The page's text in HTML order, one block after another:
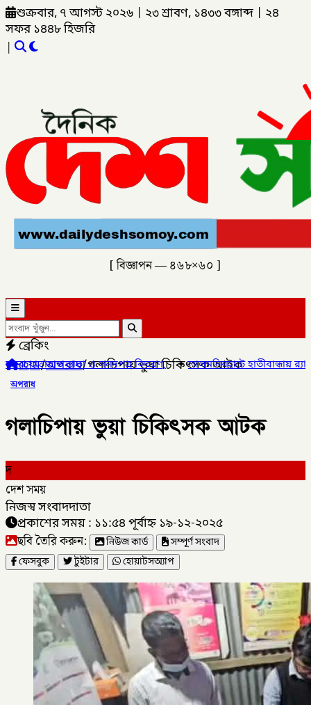
শুক্রবার, ৭ আগস্ট ২০২৬ ২৩ শ্রাবণ, ১৪৩৩ বঙ্গাব্দ
২৪
সফর ১৪৪৮ হিজরি
|
[ বিজ্ঞাপন — ৪৬৮×৬০ ]
ব্রেকিং
ও সনদপত্র বিতরণ,✦লালমনিরহাটে হাতীবান্ধায় র‌্যাব-১৩ অভিযানে
হোম/অপরাধ/গলাচিপায় ভুয়া চিকিৎসক আটক
অপরাধ
গলাচিপায় ভুয়া চিকিৎসক আটক
দ
দেশ সময়
নিজস্ব সংবাদদাতা
প্রকাশের সময় : ১১:৫৪ পূর্বাহ্ন ১৯-১২-২০২৫
ছবি তৈরি করুন: নিউজ কার্ড
সম্পূর্ণ সংবাদ
ফেসবুক
টুইটার হোয়াটসঅ্যাপ